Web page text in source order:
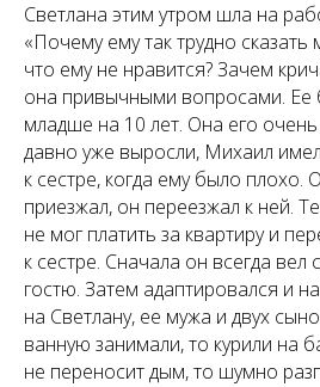
Светлана этим утром шла на
«Почему ему так трудно
что ему не нравится? Зачем
она привычными вопросами. Ее
младше на 10 лет. Она его
давно уже выросли, Михаил
к сестре, когда ему было плохо.
приезжал, он переезжал к ней.
не мог платить за квартиру и
к сестре. Сначала он всегда вел
гостю. Затем адаптировался и
на Светлану, ее мужа и двух
ванную занимали, то курили на
не переносит дым, то шумно